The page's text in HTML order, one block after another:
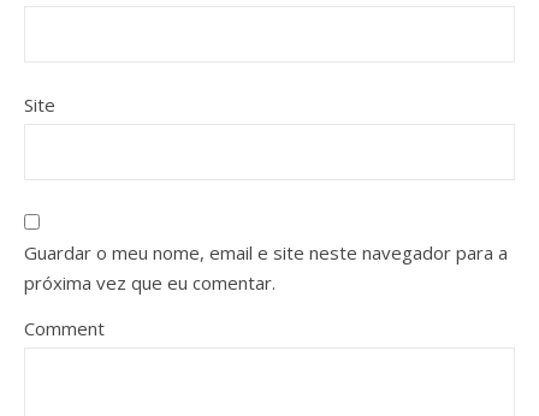
Site
Guardar o meu nome, email e site neste navegador para a
próxima vez que eu comentar.
Comment